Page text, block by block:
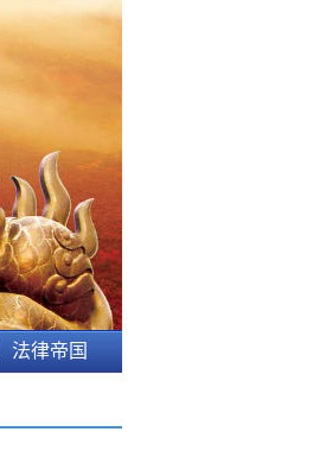
法律帝国